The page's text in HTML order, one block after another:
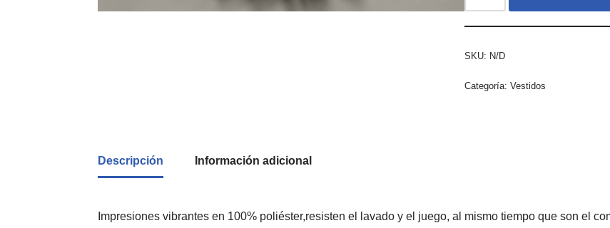
SKU: N/D
Categoría: Vestidos
Descripción Información adicional
Impresiones vibrantes en 100% poliéster,resisten el lavado y el juego, al mismo tiempo que son el